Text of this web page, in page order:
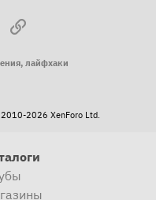
почта
Ссылка
лайфхаки
2026 XenForo Ltd.